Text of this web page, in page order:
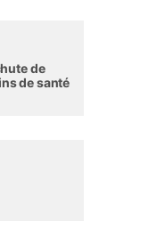
de
de santé